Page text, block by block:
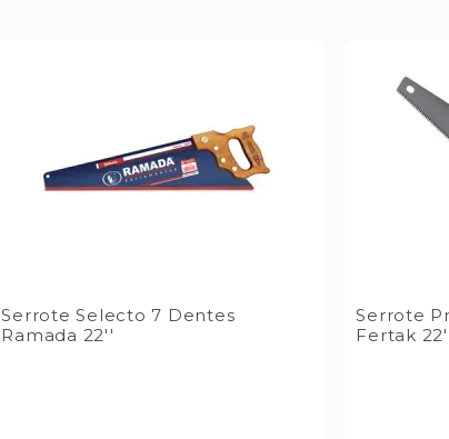
Serrote Selecto 7 Dentes
Ramada 22''
Serrote
Fertak